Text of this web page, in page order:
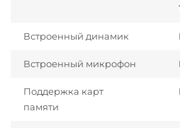
Встроенный динамик
Встроенный микрофон
Поддержка карт
памяти